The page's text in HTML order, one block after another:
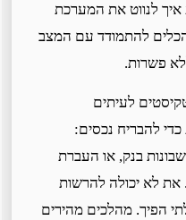
איך לנווט את המערכת
להתמודד עם המצב
פשרות.
לעיתים
להבריח נכסים:
בנק, או העברת
לא יכולה להרשות
הפיך. מהלכים מהירים